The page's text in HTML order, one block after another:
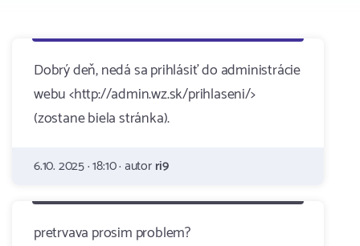
Dobrý deň, nedá sa prihlásiť do administrácie
webu <http://admin.wz.sk/prihlaseni/>
(zostane biela stránka).
6.10. 2025 · 18:10 · autorri9
pretrvava prosim problem?